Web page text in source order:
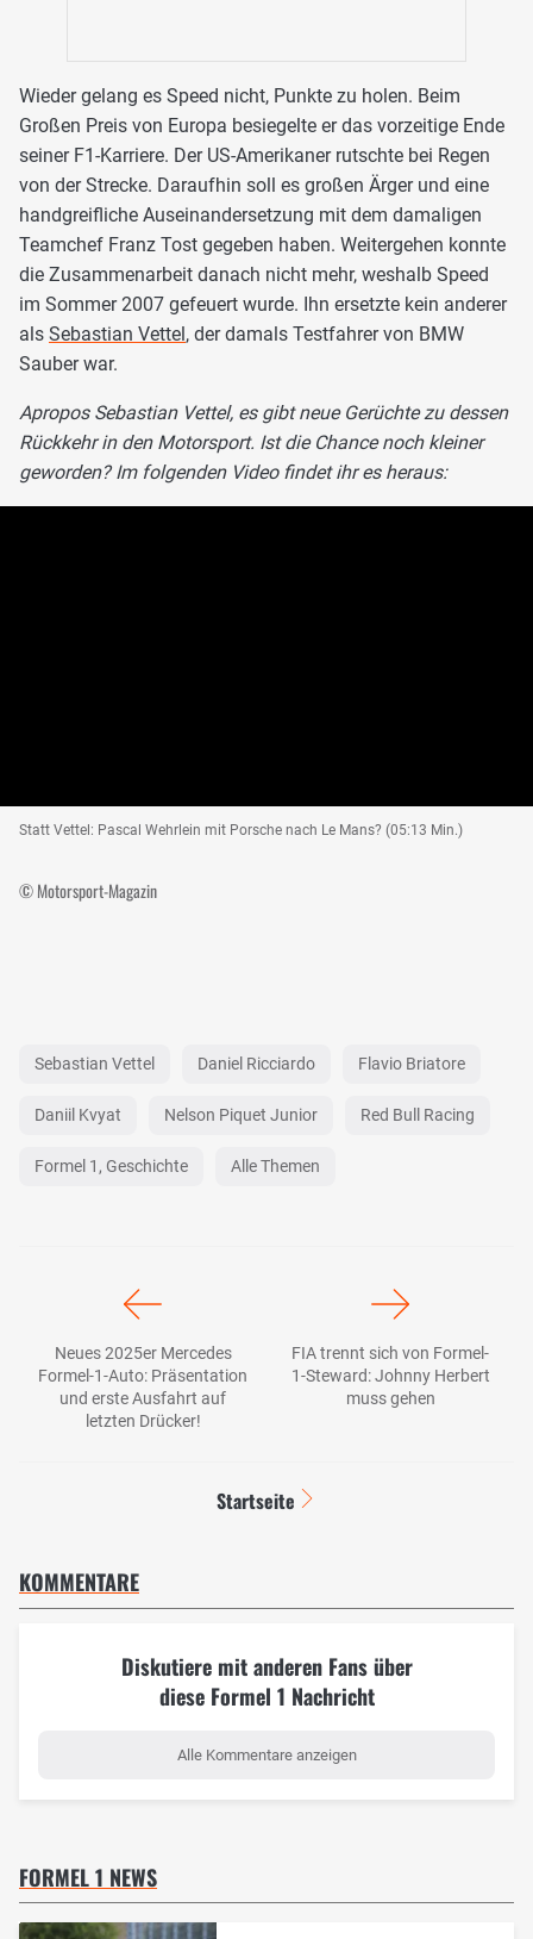
Wieder gelang es Speed nicht, Punkte zu holen. Beim
Großen Preis von Europa besiegelte er das vorzeitige Ende
seiner F1-Karriere. Der US-Amerikaner rutschte bei Regen
von der Strecke. Daraufhin soll es großen Ärger und eine
handgreifliche Auseinandersetzung mit dem damaligen
Teamchef Franz Tost gegeben haben. Weitergehen konnte
die Zusammenarbeit danach nicht mehr, weshalb Speed
im Sommer 2007 gefeuert wurde. Ihn ersetzte kein anderer
als Sebastian Vettel, der damals Testfahrer von BMW
Sauber war.
Apropos Sebastian Vettel, es gibt neue Gerüchte zu dessen
Rückkehr in den Motorsport. Ist die Chance noch kleiner
geworden? Im folgenden Video findet ihr es heraus:
Statt Vettel: Pascal Wehrlein mit Porsche nach Le Mans? (05:13 Min.)
© Motorsport-Magazin
Sebastian Vettel Daniel Ricciardo Flavio Briatore
Daniil Kvyat Nelson Piquet Junior Red Bull Racing
Formel 1, Geschichte Alle Themen
Neues 2025er Mercedes
Formel-1-Auto: Präsentation
und erste Ausfahrt auf
letzten Drücker!
FIA trennt sich von Formel-
1-Steward: Johnny Herbert
muss gehen
Startseite
KOMMENTARE
Diskutiere mit anderen Fans über
diese Formel 1 Nachricht
Alle Kommentare anzeigen
FORMEL 1 NEWS